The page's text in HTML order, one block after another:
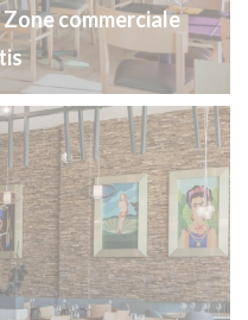
commerciale